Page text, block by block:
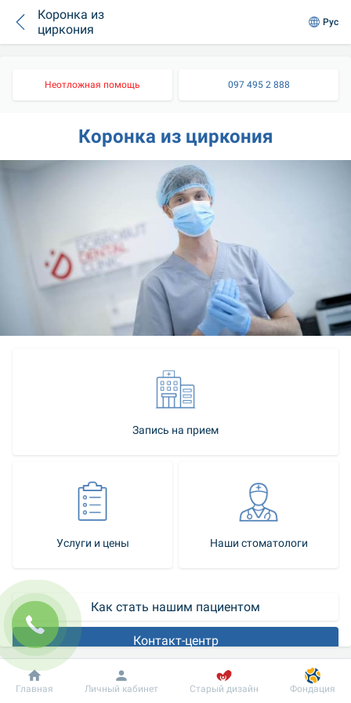
Коронка из
циркония
Рус
Неотложная помощь 097 495 2 888
Коронка из циркония
Запись на прием
Услуги и цены Наши стоматологи
Как стать нашим пациентом
Контакт-центр
Всю большую популярность в Украине среди методов
Добробут Информация Пациенту
Главная Личный кабинет Старый дизайн Фондация